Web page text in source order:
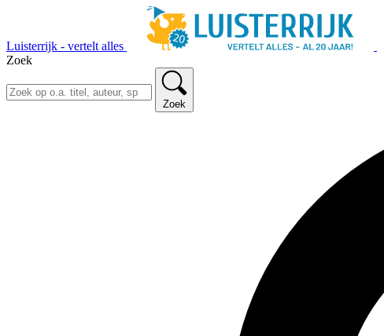
Luisterrijk - vertelt alles
Zoek
Zoek